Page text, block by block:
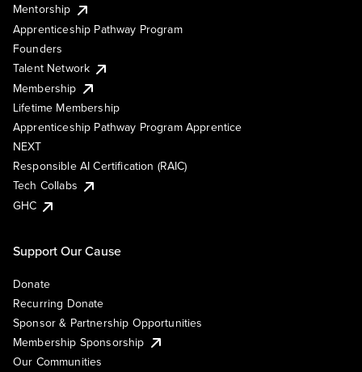
Mentorship
Apprenticeship Pathway Program
Founders
Talent Network
Membership
Lifetime Membership
Apprenticeship Pathway Program Apprentice
NEXT
Responsible AI Certification (RAIC)
Tech Collabs
GHC
Support Our Cause
Donate
Recurring Donate
Sponsor & Partnership Opportunities
Membership Sponsorship
Our Communities